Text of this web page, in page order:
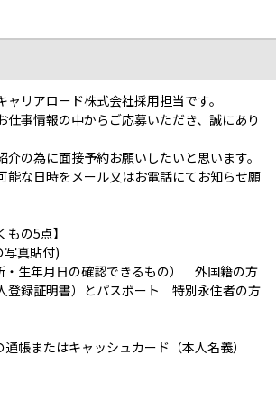
ャリアロード株式会社採用担当です。
仕事情報の中からご応募いただき、誠にあり
の為に面接予約お願いしたいと思います。
能な日時をメール又はお電話にてお知らせ願
もの5点】
写真貼付)
・生年月日の確認できるもの） 外国籍の方
登録証明書）とパスポート 特別永住者の方
帳またはキャッシュカード（本人名義）